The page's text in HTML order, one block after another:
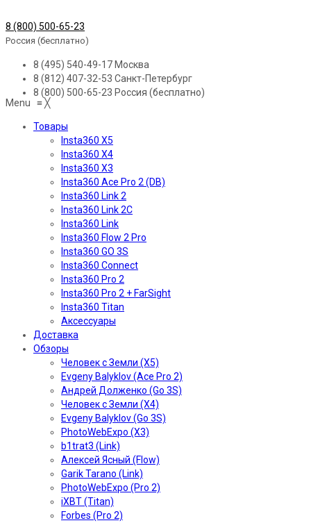
8 (800) 500-65-23
Россия (бесплатно)
8 (495) 540-49-17 Москва
8 (812) 407-32-53 Санкт-Петербург
8 (800) 500-65-23 Россия (бесплатно)
Menu ≡╳
Товары
Insta360 X5
Insta360 X4
Insta360 X3
Insta360 Ace Pro 2 (DB)
Insta360 Link 2
Insta360 Link 2C
Insta360 Link
Insta360 Flow 2 Pro
Insta360 GO 3S
Insta360 Connect
Insta360 Pro 2
Insta360 Pro 2 + FarSight
Insta360 Titan
Аксессуары
Доставка
Обзоры
Человек с Земли (X5)
Evgeny Balyklov (Ace Pro 2)
Андрей Долженко (Go 3S)
Человек с Земли (X4)
Evgeny Balyklov (Go 3S)
PhotoWebExpo (X3)
b1trat3 (Link)
Алексей Ясный (Flow)
Garik Tarano (Link)
PhotoWebExpo (Pro 2)
iXBT (Titan)
Forbes (Pro 2)